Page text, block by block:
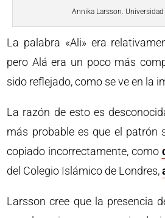
Annika Larsson.
La palabra «Ali» era
pero Alá era un poco más
sido reflejado, como se ve en la
La razón de esto es
más probable es que el patrón
copiado incorrectamente, como
del Colegio Islámico de Londres,
Larsson cree que la presencia